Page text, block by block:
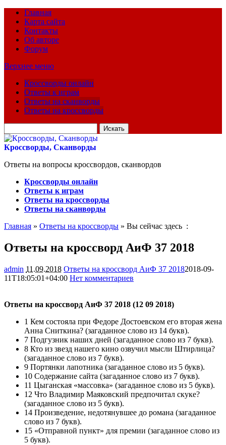
Главная
Карта сайта
Контакты
Об авторе
Форум
Верхнее меню
Кроссворды онлайн
Ответы к играм
Ответы на сканворды
Ответы на кроссворды
для:
Кроссворды, Сканворды
Ответы на вопросы кроссвордов, сканвордов
Кроссворды онлайн
Ответы к играм
Ответы на кроссворды
Ответы на сканворды
Главная » Ответы на кроссворды » Вы сейчас здесь :
Ответы на кроссворд АиФ 37 2018
admin 11.09.2018 Ответы на кроссворд АиФ 37 20182018-09-
11T18:05:01+04:00 Нет комментариев
Ответы на кроссворд АиФ 37 2018 (12 09 2018)
1 Кем состояла при Федоре Достоевском его вторая жена
Анна Сниткина? (загаданное слово из 14 букв).
7 Подгузник наших дней (загаданное слово из 7 букв).
8 Кто из звезд нашего кино озвучил мысли Штирлица?
(загаданное слово из 7 букв).
9 Портянки лапотника (загаданное слово из 5 букв).
10 Содержание сайта (загаданное слово из 7 букв).
11 Цыганская «массовка» (загаданное слово из 5 букв).
12 Что Владимир Маяковский предпочитал скуке?
(загаданное слово из 5 букв).
14 Произведение, недотянувшее до романа (загаданное
слово из 7 букв).
15 «Отправной пункт» для премии (загаданное слово из
5 букв).